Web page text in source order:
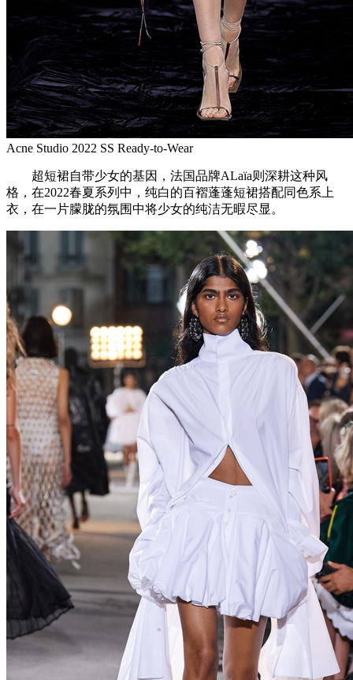
Acne Studio 2022 SS Ready-to-Wear
超短裙自带少女的基因，法国品牌ALaïa则深耕这种风
格，在2022春夏系列中，纯白的百褶蓬蓬短裙搭配同色系上
衣，在一片朦胧的氛围中将少女的纯洁无暇尽显。